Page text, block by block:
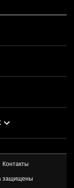
Контакты
защищены